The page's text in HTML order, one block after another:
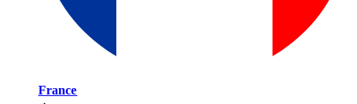
France​​